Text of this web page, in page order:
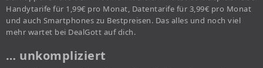
Handytarife für 1,99€ pro Monat, Datentarife für 3,99€ pro Monat
und auch Smartphones zu Bestpreisen. Das alles und noch viel
mehr wartet bei DealGott auf dich.
… unkompliziert